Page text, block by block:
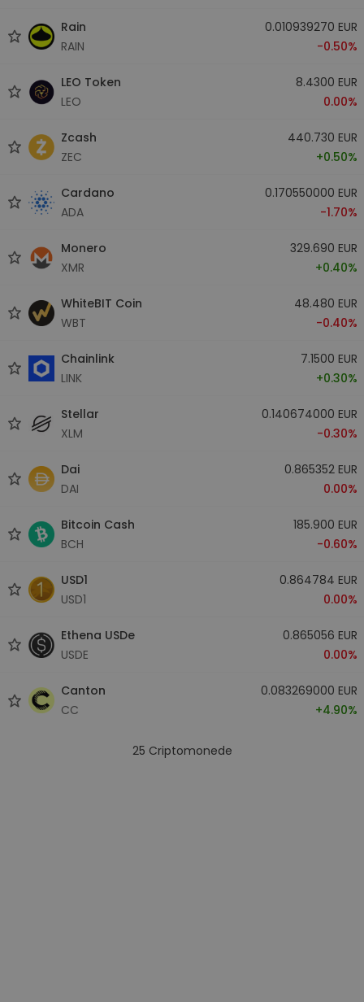
Rain
RAIN
0.010939270 EUR
-0.50%
LEO Token
LEO
8.4300 EUR
0.00%
Zcash
ZEC
440.730 EUR
+0.50%
Cardano
ADA
0.170550000 EUR
-1.70%
Monero
XMR
329.690 EUR
+0.40%
WhiteBIT Coin
WBT
48.480 EUR
-0.40%
Chainlink
LINK
7.1500 EUR
+0.30%
Stellar
XLM
0.140674000 EUR
-0.30%
Dai
DAI
0.865352 EUR
0.00%
Bitcoin Cash
BCH
185.900 EUR
-0.60%
USD1
USD1
0.864784 EUR
0.00%
Ethena USDe
USDE
0.865056 EUR
0.00%
Canton
CC
0.083269000 EUR
+4.90%
25 Criptomonede